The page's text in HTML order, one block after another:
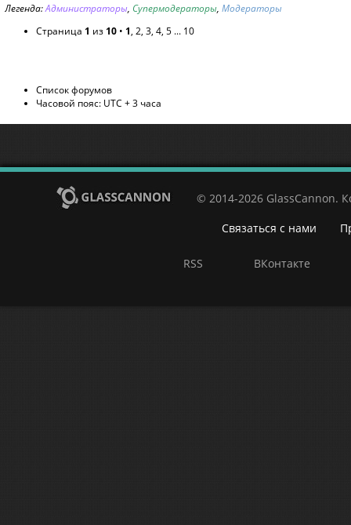
Легенда:Администраторы, Супермодераторы, Модераторы
Страница 1 из 10 • 1, 2, 3, 4, 5 ... 10
Список форумов
Часовой пояс: UTC + 3 часа
© 2014-2026 GlassCannon.
Связаться с нами
RSS ВКонтакте